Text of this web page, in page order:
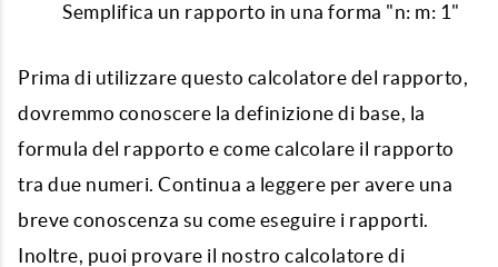
Semplifica un rapporto in una forma "n: m: 1"
Prima di utilizzare questo calcolatore del rapporto,
dovremmo conoscere la definizione di base, la
formula del rapporto e come calcolare il rapporto
tra due numeri. Continua a leggere per avere una
breve conoscenza su come eseguire i rapporti.
Inoltre, puoi provare il nostro calcolatore di